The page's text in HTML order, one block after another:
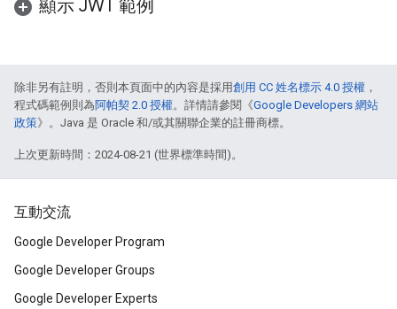
顯示 JWT 範例
除非另有註明，否則本頁面中的內容是採用創用 CC 姓名標示 4.0 授權 ，
程式碼範例則為阿帕契 2.0 授權。詳情請參閱《Google Developers 網站
政策》。Java 是 Oracle 和/或其關聯企業的註冊商標。
上次更新時間：2024-08-21 (世界標準時間)。
互動交流
Google Developer Program
Google Developer Groups
Google Developer Experts